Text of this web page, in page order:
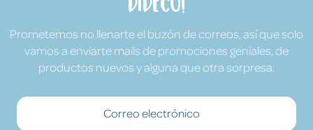
Prometemos no llenarte el buzón de correos, así que solo
vamos a enviarte mails de promociones geniales, de
productos nuevos y alguna que otra sorpresa.